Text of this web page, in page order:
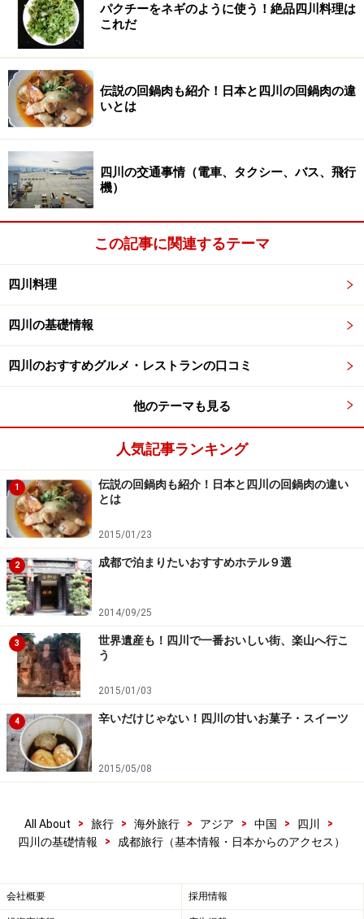
パクチーをネギのように使う！絶品四川料理は
これだ
伝説の回鍋肉も紹介！日本と四川の回鍋肉の違
いとは
四川の交通事情（電車、タクシー、バス、飛行
機）
この記事に関連するテーマ
四川料理
四川の基礎情報
四川のおすすめグルメ・レストランの口コミ
他のテーマも見る
人気記事ランキング
1
伝説の回鍋肉も紹介！日本と四川の回鍋肉の違い
とは
2015/01/23
2 成都で泊まりたいおすすめホテル９選
2014/09/25
3
世界遺産も！四川で一番おいしい街、楽山へ行こ
う
2015/01/03
4 辛いだけじゃない！四川の甘いお菓子・スイーツ
2015/05/08
All About > 旅行 > 海外旅行 > アジア > 中国 > 四川
>
四川の基礎情報
> 成都旅行（基本情報・日本からのアクセス）
会社概要 採用情報